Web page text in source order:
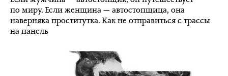
по миру. Если женщина — автостопщица, она
наверняка проститутка. Как не отправиться с трассы
на панель